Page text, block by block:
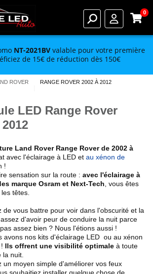
0
NT-2021BV valable pour votre première
de 15€ de réduction dès 150€
ROVER RANGE ROVER 2002 À 2012
LED Range Rover
Land Rover Range Rover de 2002 à
avec l'éclairage à LED et au xénon de
!
sensation sur la route : avec l'éclairage à
marque Osram et Next-Tech , vous êtes
têtes.
de vous battre pour voir dans l'obscurité et la
d'avoir peur de conduire la nuit parce
assez bien ? Nous l'étions aussi !
avons nos kits d'éclairage LED ou au xénon
Ils offrent une visibilité optimale à toute
nuit.
un moyen simple d'améliorer vos feux